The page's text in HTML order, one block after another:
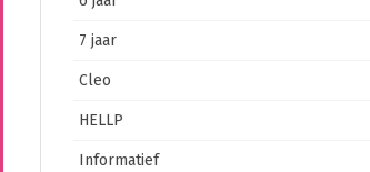
7 jaar
Cleo
HELLP
Informatief